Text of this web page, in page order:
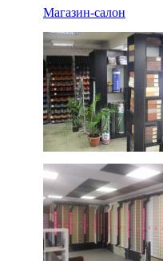
Магазин-салон